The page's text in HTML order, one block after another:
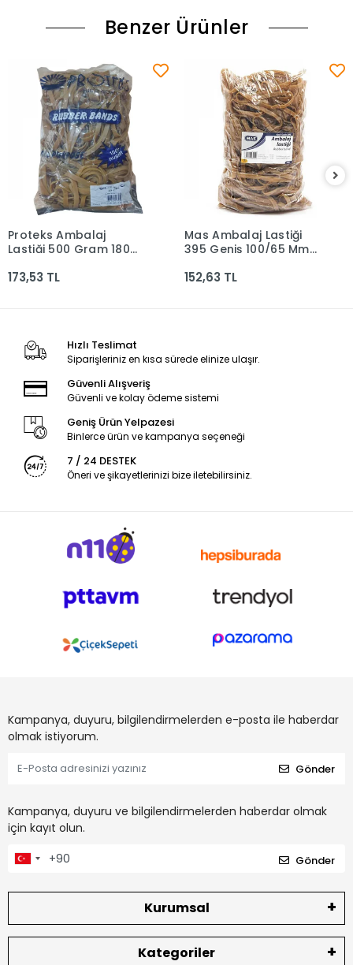
Benzer Ürünler
Sepete Ekle
Proteks Ambalaj
Lastiği 500 Gram 180
173,53 TL
Sepete Ekle
Mas Ambalaj Lastiği
395 Geniş 100/65 Mm
152,63 TL
Hızlı Teslimat
Siparişleriniz en kısa sürede elinize ulaşır.
Güvenli Alışveriş
Güvenli ve kolay ödeme sistemi
Geniş Ürün Yelpazesi
Binlerce ürün ve kampanya seçeneği
7 / 24 DESTEK
Öneri ve şikayetlerinizi bize iletebilirsiniz.
Kampanya, duyuru, bilgilendirmelerden e-posta ile haberdar
olmak istiyorum.
Gönder
Kampanya, duyuru ve bilgilendirmelerden haberdar olmak
için kayıt olun.
Gönder
Kurumsal
Kategoriler